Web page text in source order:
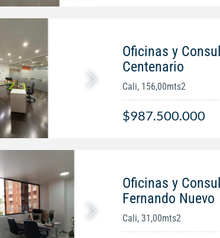
Oficinas y
Centenario
Cali, 156,00mts2
$987.500.000
Oficinas y
Fernando Nuevo
Cali, 31,00mts2